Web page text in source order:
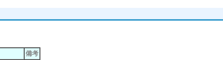
備考